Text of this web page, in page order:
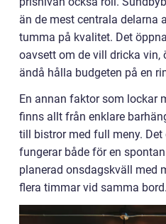
än de mest centrala delarna
tumma på kvalitet. Det
oavsett om de vill dricka vin,
ändå hålla budgeten på en
En annan faktor som lockar
finns allt från enklare
till bistror med full meny.
fungerar både för en
planerad onsdagskväll med
flera timmar vid samma bord.